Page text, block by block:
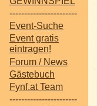
-----------------------
Event-Suche
Event gratis
eintragen!
Forum / News
Gästebuch
Fynf.at Team
-----------------------